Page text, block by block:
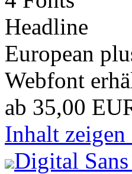
Headline
European
Webfont
ab 35,00
Inhalt zeigen
Digital